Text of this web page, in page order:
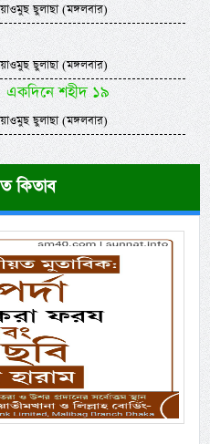
ছুলাছা (মঙ্গলবার)
ছুলাছা (মঙ্গলবার)
একদিনে শহীদ ১৯
ছুলাছা (মঙ্গলবার)
কিতাব